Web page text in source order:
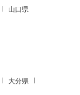
山口県
大分県